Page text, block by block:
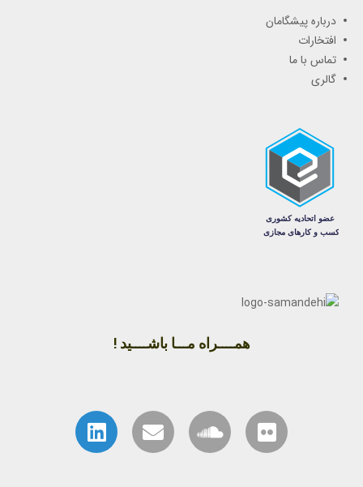
درباره پیشگامان
افتخارات
تماس با ما
گالری
همــــراه مـــا باشــــید !